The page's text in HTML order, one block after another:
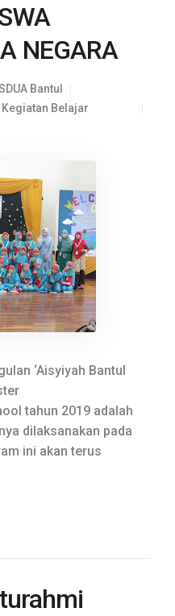
NEGARA
Bantul
Kegiatan Belajar
‘Aisyiyah Bantul
tahun 2019 adalah
dilaksanakan pada
ini akan terus